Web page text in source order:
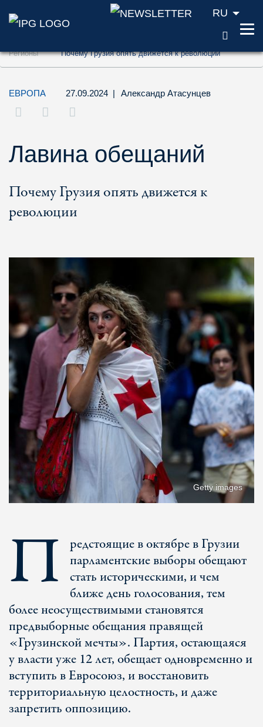
Перейти к содержанию (ключ доступа
Перейти к поиску (ключ доступа '2')
Перейти к навигации (ключ доступа '3')
RU
Регионы Почему Грузия опять движется к революции
ЕВРОПА 27.09.2024 | Александр Атасунцев
Лавина обещаний
Почему Грузия опять движется к
революции
Getty images
П
редстоящие в октябре в Грузии
парламентские выборы обещают
стать историческими, и чем
ближе день голосования, тем
более неосуществимыми становятся
предвыборные обещания правящей
«Грузинской мечты». Партия, остающаяся
у власти уже 12 лет, обещает одновременно и
вступить в Евросоюз, и восстановить
территориальную целостность, и даже
запретить оппозицию.